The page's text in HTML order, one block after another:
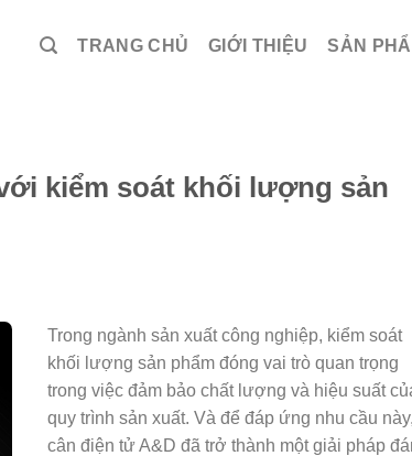
TRANG CHỦ GIỚI THIỆU SẢN
kiểm soát khối lượng sản
Trong ngành sản xuất công nghiệp, kiểm soát
khối lượng sản phẩm đóng vai trò quan trọng
trong việc đảm bảo chất lượng và hiệu suất
quy trình sản xuất. Và để đáp ứng nhu cầu này,
cân điện tử A&D đã trở thành một giải pháp